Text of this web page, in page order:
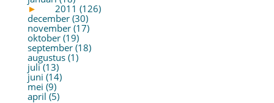
►
2011 (126)
december (30)
november (17)
oktober (19)
september (18)
augustus (1)
juli (13)
juni (14)
mei (9)
april (5)